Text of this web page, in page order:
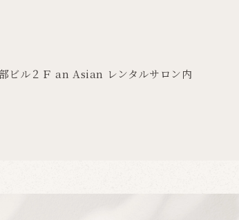
ビル２Ｆ an Asian レンタルサロン内